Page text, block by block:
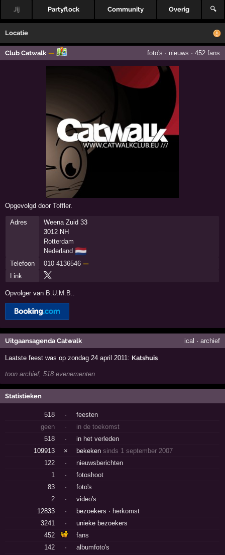
Jij Partyflock Community Overig 🔍
Locatie
Club Catwalk — foto's · nieuws · 452 fans
Opgevolgd doorToffler.
Adres
Weena Zuid 33
3012 NH
Rotterdam
Nederland 🇳🇱
Telefoon 010 4136546 —
Link
Opvolger van B.U.M.B.
Uitgaansagenda Catwalk ical · archief
Laatste feest was op zondag 24 april 2011: Katshuis
toon archief, 518 evenementen
Statistieken
518 ·
feesten
geen
·
in de toekomst
518
·
in het verleden
109913
× bekekensinds 1 september 2007
122
·
nieuwsberichten
1
·
fotoshoot
83
·
foto's
2
·
video's
12833
· bezoekers · herkomst
3241
·
unieke bezoekers
452
fans
142
·
albumfoto's